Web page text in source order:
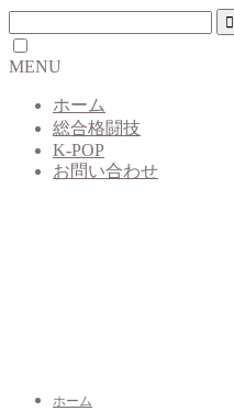
MENU
ホーム
総合格闘技
K-POP
お問い合わせ
ホーム